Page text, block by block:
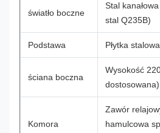
światło boczne
Stal
stal Q235B)
Podstawa Płytka
ściana boczna
Wysokość
dostosowana)
Komora
Zawór
hamulcowa